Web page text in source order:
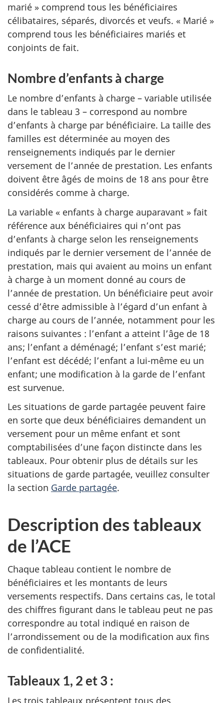
marié » comprend tous les bénéficiaires
célibataires, séparés, divorcés et veufs. « Marié »
comprend tous les bénéficiaires mariés et
conjoints de fait.
Nombre d’enfants à charge
Le nombre d’enfants à charge – variable utilisée
dans le tableau 3 – correspond au nombre
d’enfants à charge par bénéficiaire. La taille des
familles est déterminée au moyen des
renseignements indiqués par le dernier
versement de l’année de prestation. Les enfants
doivent être âgés de moins de 18 ans pour être
considérés comme à charge.
La variable « enfants à charge auparavant » fait
référence aux bénéficiaires qui n’ont pas
d’enfants à charge selon les renseignements
indiqués par le dernier versement de l’année de
prestation, mais qui avaient au moins un enfant
à charge à un moment donné au cours de
l’année de prestation. Un bénéficiaire peut avoir
cessé d’être admissible à l’égard d’un enfant à
charge au cours de l’année, notamment pour les
raisons suivantes : l’enfant a atteint l’âge de 18
ans; l’enfant a déménagé; l’enfant s’est marié;
l’enfant est décédé; l’enfant a lui-même eu un
enfant; une modification à la garde de l’enfant
est survenue.
Les situations de garde partagée peuvent faire
en sorte que deux bénéficiaires demandent un
versement pour un même enfant et sont
comptabilisées d’une façon distincte dans les
tableaux. Pour obtenir plus de détails sur les
situations de garde partagée, veuillez consulter
la section Garde partagée.
Description des tableaux
de l’ACE
Chaque tableau contient le nombre de
bénéficiaires et les montants de leurs
versements respectifs. Dans certains cas, le total
des chiffres figurant dans le tableau peut ne pas
correspondre au total indiqué en raison de
l’arrondissement ou de la modification aux fins
de confidentialité.
Tableaux 1, 2 et 3 :
Les trois tableaux présentent tous des